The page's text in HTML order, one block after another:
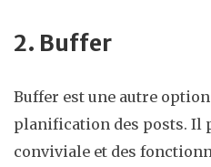
2. Buffer
Buffer est une autre
planification des posts. Il
conviviale et des